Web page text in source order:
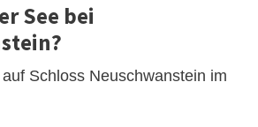
See bei
Schloss Neuschwanstein im